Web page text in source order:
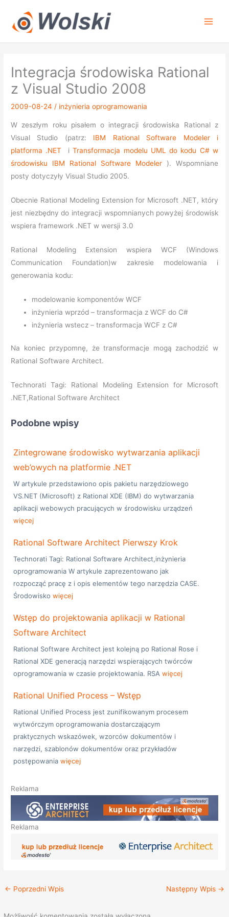
treści
Integracja środowiska Rational
z Visual Studio 2008
2009-08-24/ inżynieria oprogramowania
W zeszłym roku pisałem o integracji środowiska Rational z
Visual Studio (patrz: IBM Rational Software Modeler i
platforma .NET iTransformacja modelu UML do kodu C# w
środowisku IBM Rational Software Modeler). Wspomniane
posty dotyczyły Visual Studio 2005.
Obecnie Rational Modeling Extension for Microsoft .NET, który
jest niezbędny do integracji wspomnianych powyżej środowisk
wspiera framework .NET w wersji 3.0
Rational Modeling Extension wspiera WCF (Windows
Communication Foundation)w zakresie modelowania i
generowania kodu:
modelowanie komponentów WCF
inżynieria wprzód – transformacja z WCF do C#
inżynieria wstecz – transformacja WCF z C#
Na koniec przypomnę, że transformacje mogą zachodzić w
Rational Software Architect.
Technorati Tagi: Rational Modeling Extension for Microsoft
.NET,Rational Software Architect
Podobne wpisy
Zintegrowane środowisko wytwarzania aplikacji
web’owych na platformie .NET
W artykule przedstawiono opis pakietu narzędziowego
VS.NET (Microsoft) z Rational XDE (IBM) do wytwarzania
aplikacji webowych pracujących w środowisku urządzeń
więcej
Rational Software Architect Pierwszy Krok
Technorati Tagi: Rational Software Architect,inżynieria
oprogramowania W artykule zaprezentowano jak
rozpocząć pracę z i opis elementów tego narzędzia CASE.
Środowiskowięcej
Wstęp do projektowania aplikacji w Rational
Software Architect
Rational Software Architect jest kolejną po Rational Rose i
Rational XDE generacją narzędzi wspierających twórców
oprogramowania w czasie projektowania. RSAwięcej
Rational Unified Process – Wstęp
Rational Unified Process jest zunifikowanym procesem
wytwórczym oprogramowania dostarczającym
praktycznych wskazówek, wzorców dokumentów i
narzędzi, szablonów dokumentów oraz przykładów
postępowaniawięcej
Reklama
Reklama
← Poprzedni Wpis Następny Wpis →